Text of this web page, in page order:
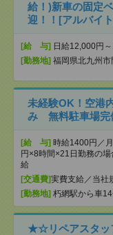
給！)新車の固定
迎！！[アルバイ
[給 与] 日給12,000円
[勤務地] 福岡県北九州
未経験OK！空港
み 無料駐車場完
[給 与] 時給1400円／
円×8時間×21日勤務の
給
[交通費]実費支給／当社
[勤務地] 朽網駅から車
★☆リペアスタッ